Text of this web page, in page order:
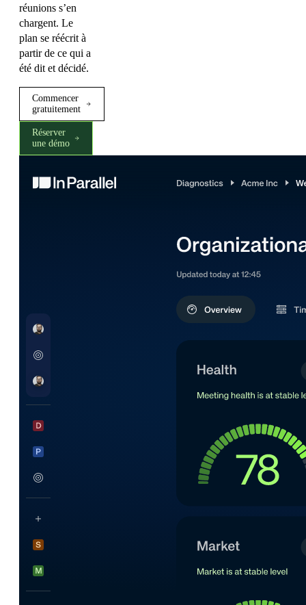
réunions s’en
chargent. Le
plan se réécrit à
partir de ce qui a
été dit et décidé.
Commencer
gratuitement
Réserver
une démo